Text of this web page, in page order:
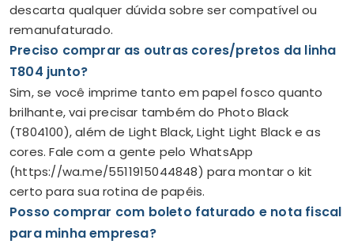
descarta qualquer dúvida sobre ser compatível ou
remanufaturado.
Preciso comprar as outras cores/pretos da linha
T804 junto?
Sim, se você imprime tanto em papel fosco quanto
brilhante, vai precisar também do Photo Black
(T804100), além de Light Black, Light Light Black e as
cores. Fale com a gente pelo WhatsApp
(https://wa.me/5511915044848) para montar o kit
certo para sua rotina de papéis.
Posso comprar com boleto faturado e nota fiscal
para minha empresa?